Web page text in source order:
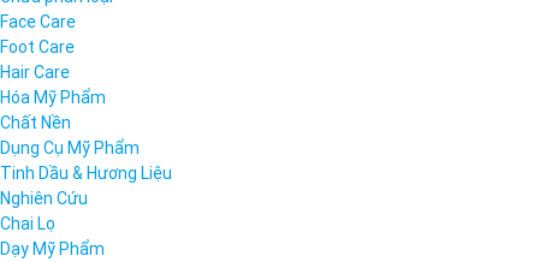
Face Care
Foot Care
Hair Care
Hóa Mỹ Phẩm
Chất Nền
Dụng Cụ Mỹ Phẩm
Tinh Dầu & Hương Liệu
Nghiên Cứu
Chai Lọ
Dạy Mỹ Phẩm